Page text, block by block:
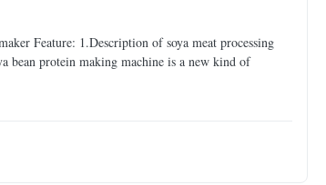
Feature: 1.Description of soya meat processing
bean protein making machine is a new kind of